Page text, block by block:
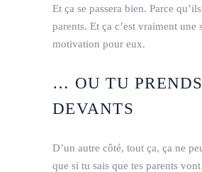
Et ça se passera bien. Parce
parents. Et ça c’est vraiment une
motivation pour eux.
… OU TU
DEVANTS
D’un autre côté, tout ça, ça ne
que si tu sais que tes parents